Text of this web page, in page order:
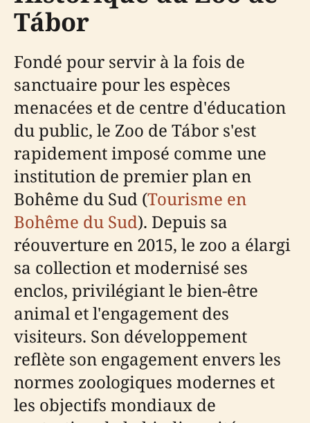
Tábor
Fondé pour servir à la fois de
sanctuaire pour les espèces
menacées et de centre d'éducation
du public, le Zoo de Tábor s'est
rapidement imposé comme une
institution de premier plan en
Bohême du Sud (Tourisme en
Bohême du Sud). Depuis sa
réouverture en 2015, le zoo a élargi
sa collection et modernisé ses
enclos, privilégiant le bien-être
animal et l'engagement des
visiteurs. Son développement
reflète son engagement envers les
normes zoologiques modernes et
les objectifs mondiaux de